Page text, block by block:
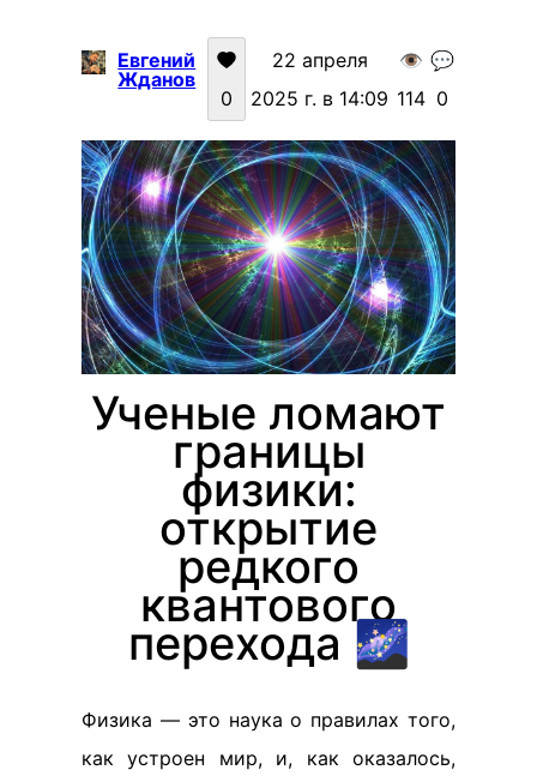
Евгений
Жданов
0
22 апреля
2025 г. в 14:09
👁️
114
💬
0
Ученые ломают
границы
физики:
открытие
редкого
квантового
перехода 🌌
Физика — это наука о правилах того,
как устроен мир, и, как оказалось,